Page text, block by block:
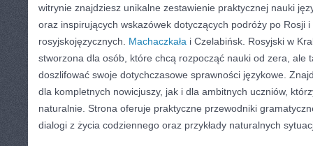
witrynie znajdziesz unikalne zestawienie praktycznej nauki
oraz inspirujących wskazówek dotyczących podróży po Rosji
rosyjskojęzycznych. Machaczkała i Czelabińsk. Rosyjski w
stworzona dla osób, które chcą rozpocząć nauki od zera, ale
doszlifować swoje dotychczasowe sprawności językowe.
dla kompletnych nowicjuszy, jak i dla ambitnych uczniów,
naturalnie. Strona oferuje praktyczne przewodniki
dialogi z życia codziennego oraz przykłady naturalnych